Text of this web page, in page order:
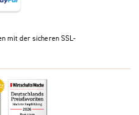
mit der sicheren SSL-